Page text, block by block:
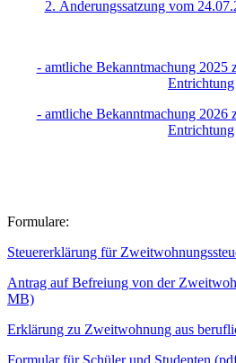
2. Änderungssatzung vom
- amtliche Bekanntmachung 2025
Entrichtung
- amtliche Bekanntmachung 2026
Entrichtung
Formulare:
Steuererklärung für
Antrag auf Befreiung von der
MB)
Erklärung zu Zweitwohnung aus
Formular für Schüler und Studenten